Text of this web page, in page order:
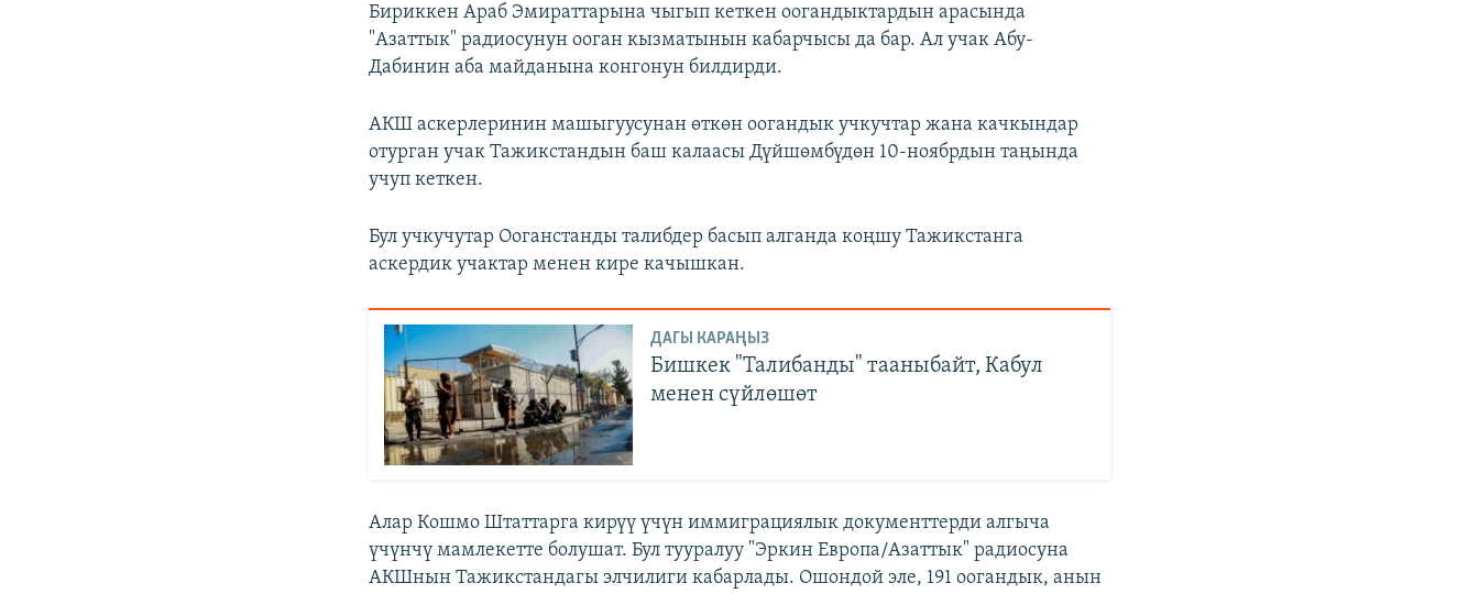
Бириккен Араб Эмираттарына чыгып кеткен оогандыктардын арасында
"Азаттык" радиосунун ооган кызматынын кабарчысы да бар. Ал учак Абу-
Дабинин аба майданына конгонун билдирди.
АКШ аскерлеринин машыгуусунан өткөн оогандык учкучтар жана качкындар
отурган учак Тажикстандын баш калаасы Дүйшөмбүдөн 10-ноябрдын таңында
учуп кеткен.
Бул учкучутар Ооганстанды талибдер басып алганда коңшу Тажикстанга
аскердик учактар менен кире качышкан.
ДАГЫ КАРАҢЫЗ
Бишкек "Талибанды" тааныбайт, Кабул
менен сүйлөшөт
Алар Кошмо Штаттарга кирүү үчүн иммиграциялык документтерди алгыча
үчүнчү мамлекетте болушат. Бул тууралуу "Эркин Европа/Азаттык" радиосуна
АКШнын Тажикстандагы элчилиги кабарлады. Ошондой эле, 191 оогандык, анын